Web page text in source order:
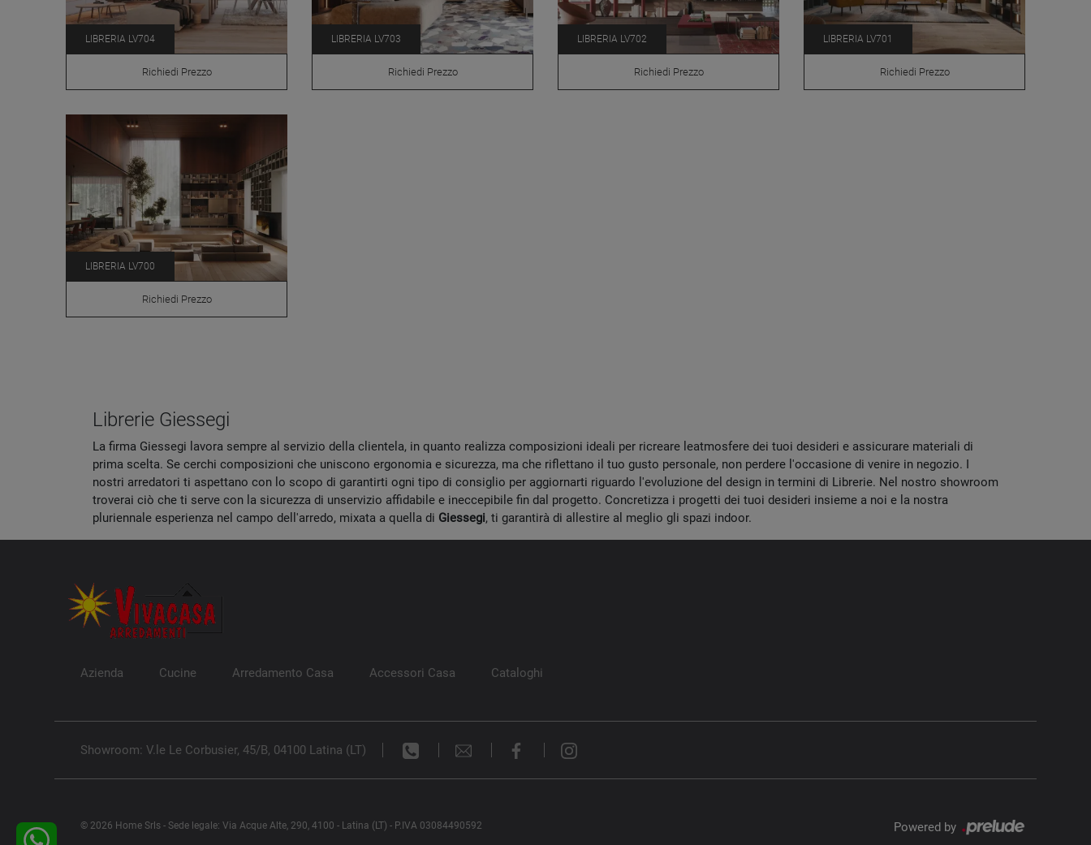
LIBRERIA LV704
Richiedi Prezzo
LIBRERIA LV703
Richiedi Prezzo
LIBRERIA LV702
Richiedi Prezzo
LIBRERIA LV701
Richiedi Prezzo
LIBRERIA LV700
Richiedi Prezzo
Librerie Giessegi
La firma Giessegi lavora sempre al servizio della clientela, in quanto realizza composizioni ideali per ricreare leatmosfere dei tuoi desideri e assicurare materiali di
prima scelta. Se cerchi composizioni che uniscono ergonomia e sicurezza, ma che riflettano il tuo gusto personale, non perdere l'occasione di venire in negozio. I
nostri arredatori ti aspettano con lo scopo di garantirti ogni tipo di consiglio per aggiornarti riguardo l'evoluzione del design in termini di Librerie. Nel nostro showroom
troverai ciò che ti serve con la sicurezza di unservizio affidabile e ineccepibile fin dal progetto. Concretizza i progetti dei tuoi desideri insieme a noi e la nostra
pluriennale esperienza nel campo dell'arredo, mixata a quella di Giessegi, ti garantirà di allestire al meglio gli spazi indoor.
Azienda Cucine Arredamento Casa Accessori Casa Cataloghi
Showroom: V.le Le Corbusier, 45/B, 04100 Latina (LT)
© 2026 Home Srls - Sede legale: Via Acque Alte, 290, 4100 - Latina (LT) - P.IVA 03084490592 Powered by